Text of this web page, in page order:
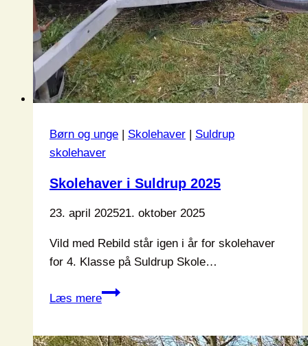
Børn og unge Skolehaver
Suldrup
skolehaver
Skolehaver i Suldrup 2025
23. april 202521. oktober 2025
Vild med Rebild står igen i år for skolehaver
for 4. Klasse på Suldrup Skole…
Læs mere
Skolehaver